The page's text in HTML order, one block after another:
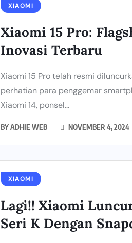
XIAOMI
Xiaomi 15 Pro:
Inovasi Terbaru
Xiaomi 15 Pro telah resmi
perhatian para penggemar
Xiaomi 14, ponsel...
BYADHIE WEB NOVEMBER 4, 2024
XIAOMI
Lagi!! Xiaomi
Seri K Dengan